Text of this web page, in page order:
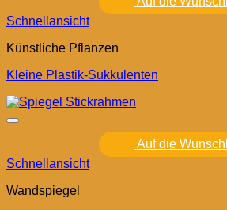
Schnellansicht
Künstliche Pflanzen
Kleine Plastik-Sukkulenten
Auf die
Schnellansicht
Wandspiegel